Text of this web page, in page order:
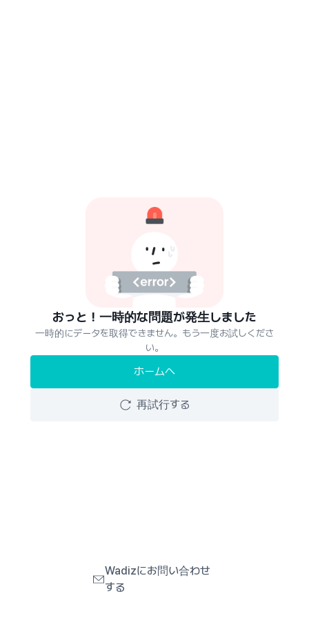
おっと！一時的な問題が発生しました
一時的にデータを取得できません。もう一度お試しくださ
い。
ホームへ
再試行する
Wadizにお問い合わせ
する